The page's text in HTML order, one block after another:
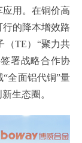
用。在铜价高
的降本增效路
（TE）“聚力共
署战略合作协
全面铝代铜”量
生态圈。